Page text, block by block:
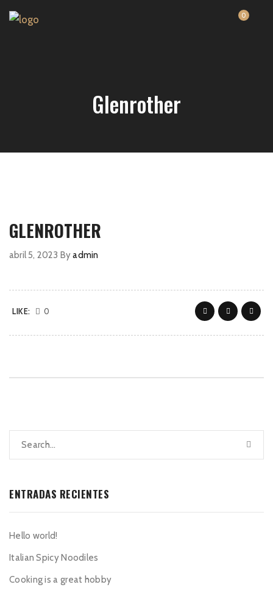
0
Glenrother
GLENROTHER
abril 5, 2023 Byadmin
LIKE: 0
ENTRADAS RECIENTES
Hello world!
Italian Spicy Noodiles
Cooking is a great hobby